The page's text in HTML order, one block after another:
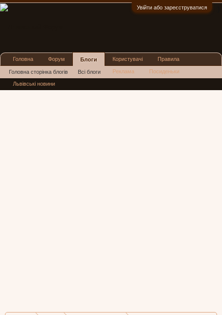
Увійти або зареєструватися
Головна Форум Блоги
Головна сторінка блогів Всі блоги
Користувачі Правила
Реклама Посиденьки
Львівські новини